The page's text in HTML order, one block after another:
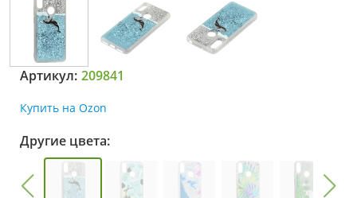
Артикул: 209841
Купить на Ozon
Другие цвета: